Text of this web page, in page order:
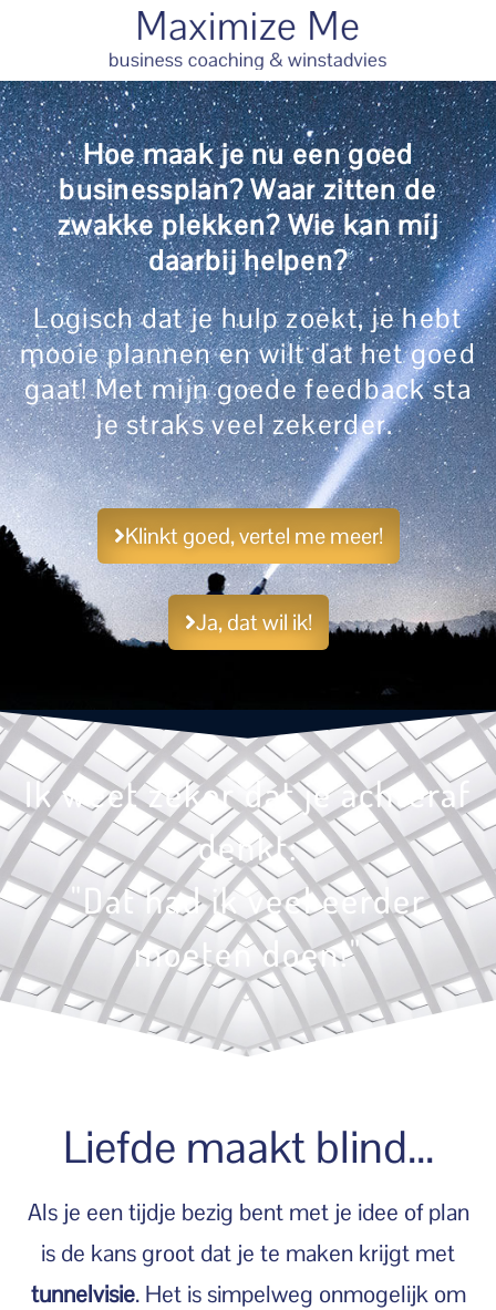
Hoe maak je nu een goed
businessplan? Waar zitten de
zwakke plekken? Wie kan mij
daarbij helpen?
Logisch dat je hulp zoekt, je hebt
mooie plannen en wilt dat het goed
gaat! Met mijn goede feedback sta
je straks veel zekerder.
Ja, dat wil ik!
Klinkt goed, vertel me meer!
Ik weet zeker dat je achteraf
denkt:
"Dat had ik veel eerder
moeten doen!"
Liefde maakt blind...
Als je een tijdje bezig bent met je idee of plan
is de kans groot dat je te maken krijgt met
tunnelvisie. Het is simpelweg onmogelijk om